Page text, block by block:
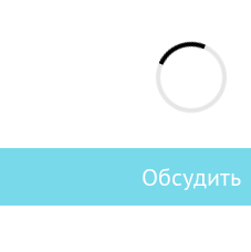
Обсудить